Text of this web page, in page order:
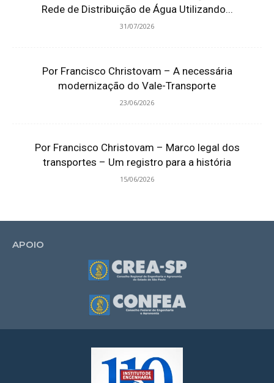
Rede de Distribuição de Água Utilizando...
31/07/2026
Por Francisco Christovam – A necessária
modernização do Vale-Transporte
23/06/2026
Por Francisco Christovam – Marco legal dos
transportes – Um registro para a história
15/06/2026
APOIO